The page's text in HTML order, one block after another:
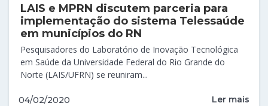
LAIS e MPRN discutem parceria para
implementação do sistema Telessaúde
em municípios do RN
Pesquisadores do Laboratório de Inovação Tecnológica
em Saúde da Universidade Federal do Rio Grande do
Norte (LAIS/UFRN) se reuniram...
04/02/2020 Ler mais